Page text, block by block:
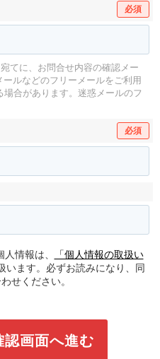
必須
てに、お問合せ内容の確認メー
ルなどのフリーメールをご利用
合があります。 迷惑メールのフ
必須
情報は、
「個人情報の取扱い
います。必ずお読みになり、同
せください。
認画面へ進む